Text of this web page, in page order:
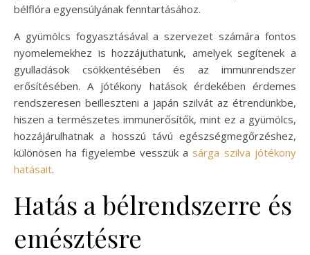
bélflóra egyensúlyának fenntartásához.
A gyümölcs fogyasztásával a szervezet számára fontos
nyomelemekhez is hozzájuthatunk, amelyek segítenek a
gyulladások csökkentésében és az immunrendszer
erősítésében. A jótékony hatások érdekében érdemes
rendszeresen beilleszteni a japán szilvát az étrendünkbe,
hiszen a természetes immunerősítők, mint ez a gyümölcs,
hozzájárulhatnak a hosszú távú egészségmegőrzéshez,
különösen ha figyelembe vesszük a sárga szilva jótékony
hatásait.
Hatás a bélrendszerre és
emésztésre